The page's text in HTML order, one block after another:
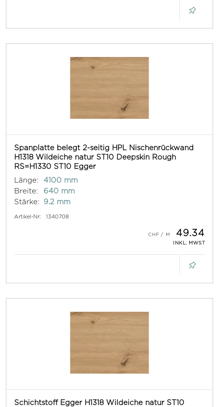
Spanplatte belegt 2-seitig HPL Nischenrückwand
H1318 Wildeiche natur ST10 Deepskin Rough
RS=H1330 ST10 Egger
Länge:
4100 mm
Breite:
640 mm
Stärke:
9.2 mm
Artikel-Nr: 1340708
49.34
INKL. MWST
Schichtstoff Egger H1318 Wildeiche natur ST10